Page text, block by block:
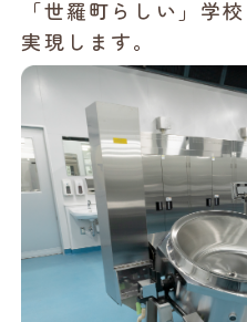
「世羅町らしい」学
実現します。